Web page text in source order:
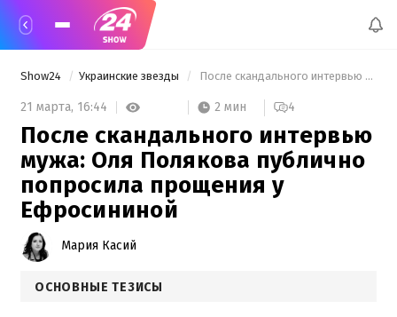
Show24 Украинские звезды После скандального интервью мужа: Оля Полякова публично попросила прощения у Ефросининой
21 марта, 16:44 2 мин 4
После скандального интервью
мужа: Оля Полякова публично
попросила прощения у
Ефросининой
Мария Касий
ОСНОВНЫЕ ТЕЗИСЫ